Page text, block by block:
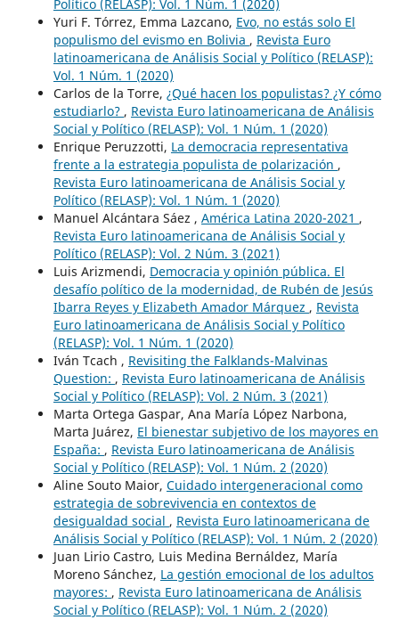
Político (RELASP): Vol. 1 Núm. 1 (2020)
Yuri F. Tórrez, Emma Lazcano, Evo, no estás solo El
populismo del evismo en Bolivia , Revista Euro
latinoamericana de Análisis Social y Político (RELASP):
Vol. 1 Núm. 1 (2020)
Carlos de la Torre, ¿Qué hacen los populistas? ¿Y cómo
estudiarlo? , Revista Euro latinoamericana de Análisis
Social y Político (RELASP): Vol. 1 Núm. 1 (2020)
Enrique Peruzzotti, La democracia representativa
frente a la estrategia populista de polarización ,
Revista Euro latinoamericana de Análisis Social y
Político (RELASP): Vol. 1 Núm. 1 (2020)
Manuel Alcántara Sáez , América Latina 2020-2021 ,
Revista Euro latinoamericana de Análisis Social y
Político (RELASP): Vol. 2 Núm. 3 (2021)
Luis Arizmendi, Democracia y opinión pública. El
desafío político de la modernidad, de Rubén de Jesús
Ibarra Reyes y Elizabeth Amador Márquez , Revista
Euro latinoamericana de Análisis Social y Político
(RELASP): Vol. 1 Núm. 1 (2020)
Iván Tcach , Revisiting the Falklands-Malvinas
Question: , Revista Euro latinoamericana de Análisis
Social y Político (RELASP): Vol. 2 Núm. 3 (2021)
Marta Ortega Gaspar, Ana María López Narbona,
Marta Juárez, El bienestar subjetivo de los mayores en
España: , Revista Euro latinoamericana de Análisis
Social y Político (RELASP): Vol. 1 Núm. 2 (2020)
Aline Souto Maior, Cuidado intergeneracional como
estrategia de sobrevivencia en contextos de
desigualdad social , Revista Euro latinoamericana de
Análisis Social y Político (RELASP): Vol. 1 Núm. 2 (2020)
Juan Lirio Castro, Luis Medina Bernáldez, María
Moreno Sánchez, La gestión emocional de los adultos
mayores: , Revista Euro latinoamericana de Análisis
Social y Político (RELASP): Vol. 1 Núm. 2 (2020)